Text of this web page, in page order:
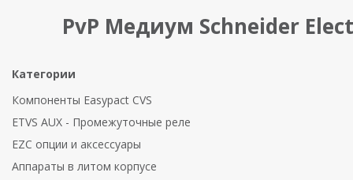
PvP Медиум Schneider
Категории
Компоненты Easypact CVS
ETVS AUX - Промежуточные реле
EZC опции и аксессуары
Аппараты в литом корпусе